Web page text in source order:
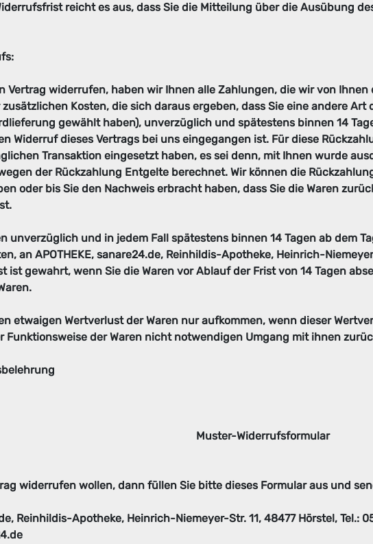
reicht es aus, dass Sie die Mitteilung über die Ausübung
Vertrag widerrufen, haben wir Ihnen alle Zahlungen, die wir von
Kosten, die sich daraus ergeben, dass Sie eine andere
gewählt haben), unverzüglich und spätestens binnen 14
Widerruf dieses Vertrags bei uns eingegangen ist. Für diese
Transaktion eingesetzt haben, es sei denn, mit Ihnen wurde
der Rückzahlung Entgelte berechnet. Wir können die
oder bis Sie den Nachweis erbracht haben, dass Sie die Waren
unverzüglich und in jedem Fall spätestens binnen 14 Tagen ab dem
an APOTHEKE, sanare24.de, Reinhildis-Apotheke, Heinrich-
ist gewahrt, wenn Sie die Waren vor Ablauf der Frist von 14 Tagen
etwaigen Wertverlust der Waren nur aufkommen, wenn dieser
Funktionsweise der Waren nicht notwendigen Umgang mit ihnen
Muster-Widerrufsformular
widerrufen wollen, dann füllen Sie bitte dieses Formular aus und
Reinhildis-Apotheke, Heinrich-Niemeyer-Str. 11, 48477 Hörstel, Tel.: